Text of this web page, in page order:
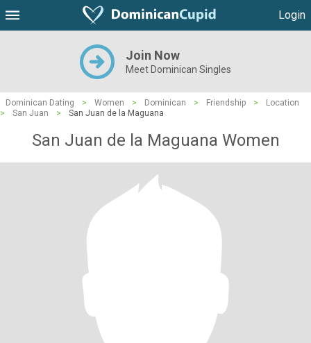
Login
Join Now
Meet Dominican Singles
Dominican Dating > Women > Dominican > Friendship >
Location
>
San Juan > San Juan de la Maguana
San Juan de la Maguana Women